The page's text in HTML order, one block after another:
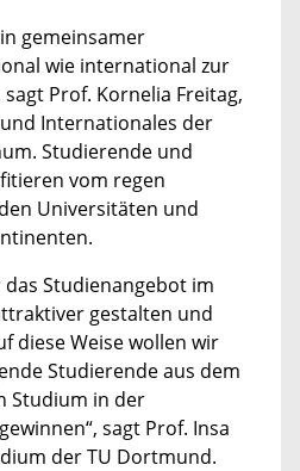
gemeinsamer
wie international zur
Prof. Kornelia Freitag,
Internationales der
Studierende und
vom regen
Universitäten und
das Studienangebot im
gestalten und
diese Weise wollen wir
Studierende aus dem
Studium in der
sagt Prof. Insa
der TU Dortmund.